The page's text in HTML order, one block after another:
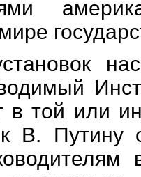
в той или
к В.